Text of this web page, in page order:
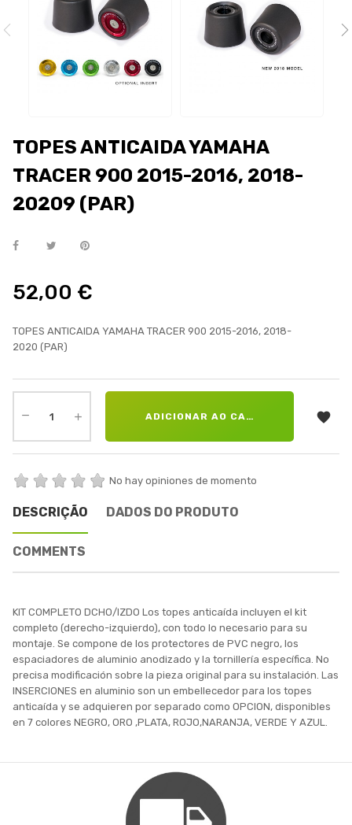
TOPES ANTICAIDA YAMAHA
TRACER 900 2015-2016, 2018-
20209 (PAR)
52,00 €
TOPES ANTICAIDA YAMAHA TRACER 900 2015-2016, 2018-
2020 (PAR)
ADICIONAR AO CARRINHO 
No hay opiniones de momento
DESCRIÇÃO DADOS DO PRODUTO
COMMENTS
KIT COMPLETO DCHO/IZDO Los topes anticaída incluyen el kit
completo (derecho-izquierdo), con todo lo necesario para su
montaje. Se compone de los protectores de PVC negro, los
espaciadores de aluminio anodizado y la tornillería específica. No
precisa modificación sobre la pieza original para su instalación. Las
INSERCIONES en aluminio son un embellecedor para los topes
anticaída y se adquieren por separado como OPCION, disponibles
en 7 colores NEGRO, ORO ,PLATA, ROJO,NARANJA, VERDE Y AZUL.